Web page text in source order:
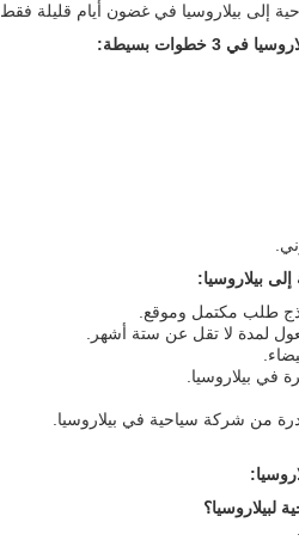
إلى بيلاروسيا في غضون أيام قليلة فقط.
بسيطة:
بيلاروسيا:
طلب مكتمل وموقع.
لمدة لا تقل عن ستة أشهر.
في بيلاروسيا.
من شركة سياحية في بيلاروسيا.